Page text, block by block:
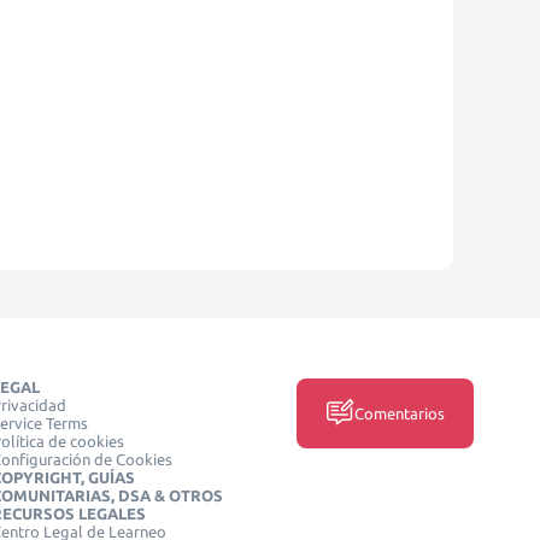
Terms
de cookies
de Cookies
GUÍAS
DSA & OTROS
LEGALES
Legal de Learneo
Comentarios